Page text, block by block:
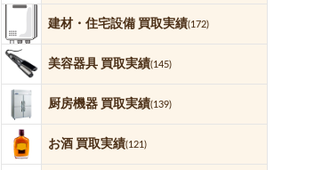
建材・住宅設備 買取実績(172)
美容器具 買取実績(145)
厨房機器 買取実績(139)
お酒 買取実績(121)